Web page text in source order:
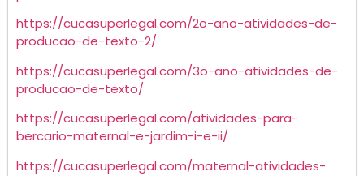
https://cucasuperlegal.com/2o-ano-atividades-de-
producao-de-texto-2/
https://cucasuperlegal.com/3o-ano-atividades-de-
producao-de-texto/
https://cucasuperlegal.com/atividades-para-
bercario-maternal-e-jardim-i-e-ii/
https://cucasuperlegal.com/maternal-atividades-